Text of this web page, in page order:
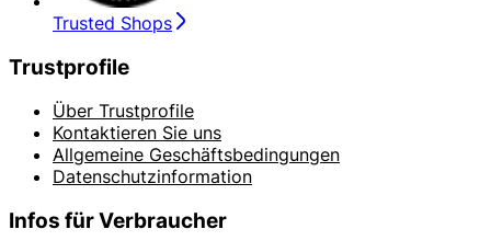
Trusted Shops
Trustprofile
Über Trustprofile
Kontaktieren Sie uns
Allgemeine Geschäftsbedingungen
Datenschutzinformation
Infos für Verbraucher